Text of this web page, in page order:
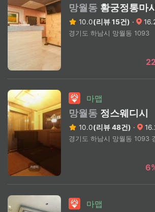
망월동 황궁정통마
10.0(리뷰 15건) ·
경기도 하남시 망월동 1093
마맵
망월동 정스웨디시
10.0(리뷰 48건) ·
경기도 하남시 망월동 1093
마맵